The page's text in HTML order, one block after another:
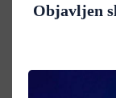
Objavljen